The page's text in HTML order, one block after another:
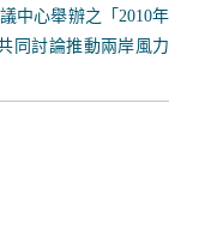
中心舉辦之「2010年
同討論推動兩岸風力